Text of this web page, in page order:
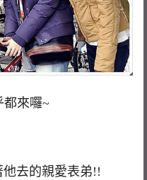
都來囉~
去的親愛表弟!!